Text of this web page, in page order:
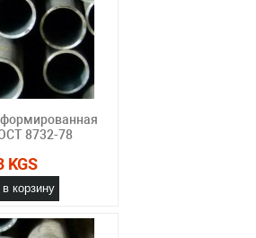
8732-78
KGS
корзину